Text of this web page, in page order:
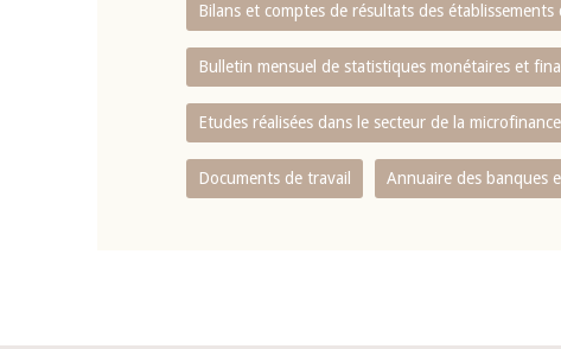
Bilans et comptes de résultats des établissements
Bulletin mensuel de statistiques monétaires et
Etudes réalisées dans le secteur de la microfinance
Documents de travail Annuaire des banques